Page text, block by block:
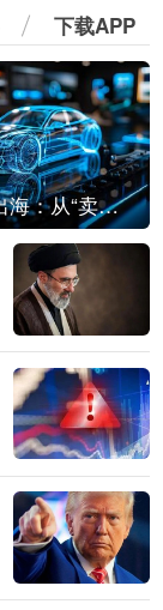
下载APP
中国汽车出海：从“卖出去”到“走进去”